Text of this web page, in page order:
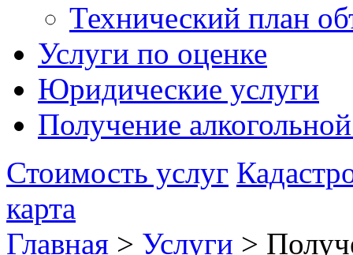
Технический план
Услуги по оценке
Юридические услуги
Получение
Стоимость услуг
карта
Главная > Услуги >